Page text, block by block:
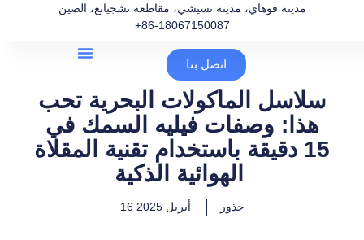
مدينة فوهاي، مدينة تسيشي، مقاطعة تشجيانغ، الصين
+86-18067150087
اتصل بنا
سلاسل المأكولات البحرية تحب
هذا: وصفات فيليه السمك في
15 دقيقة باستخدام تقنية المقلاة
جذور